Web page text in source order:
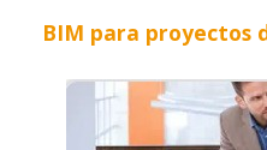
BIM para proyectos